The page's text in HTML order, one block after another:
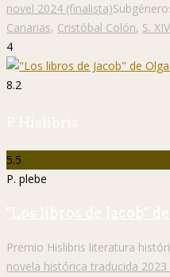
novel 2024 (finalista)
Canarias, Cristóbal Colón, S. XIV
4
8.2
P. Hislibris
5.5
P. plebe
"Los libros de Jacob"
Premio Hislibris literatura
novela histórica traducida 2023